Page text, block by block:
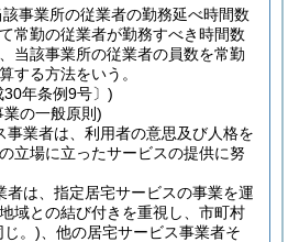
事業所の従業者の勤務延べ時間数
常勤の従業者が勤務すべき時間数
当該事業所の従業者の員数を常勤
する方法をいう。
年条例9号〕)
の一般原則)
事業者は、利用者の意思及び人格を
立場に立ったサービスの提供に努
者は、指定居宅サービスの事業を運
域との結び付きを重視し、市町村
じ。) 、他の居宅サービス事業者そ